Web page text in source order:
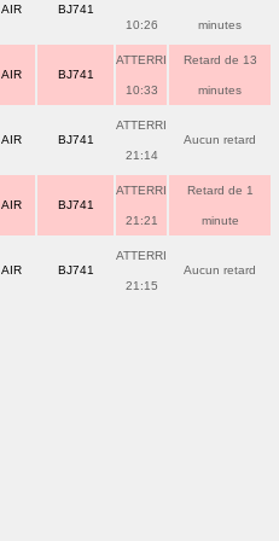
BJ741
10:26 minutes
BJ741
ATTERRI
10:33
Retard de 13
minutes
BJ741
ATTERRI
21:14
Aucun retard
BJ741
ATTERRI
21:21
Retard de 1
minute
BJ741
ATTERRI
21:15
Aucun retard